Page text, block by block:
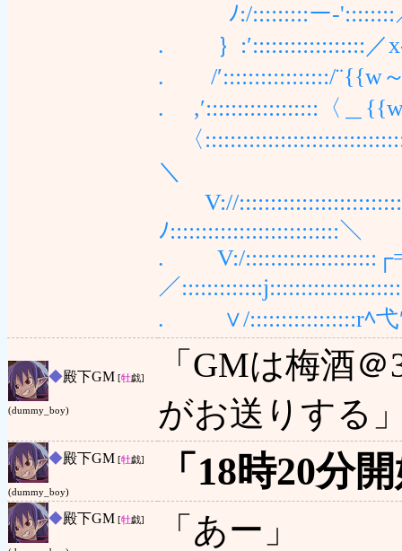
ﾉ:/:::::::::ー‐'::::::::
. ｝:′::::::::::::::::::
. /′:::::::::::::::::/
. ,′::::::::::::::::::〈
〈
＼
V://
ﾉ:::::::::::::::::::::::::::＼
. V:/
／
. ∨/:::::::::::::::::rﾍ弋′
◆殿下GM [牡戯]
(dummy_boy)
「GMは梅酒
がお送りする
◆殿下GM [牡戯]
(dummy_boy) 「18時20分
◆殿下GM [牡戯] 「あー」